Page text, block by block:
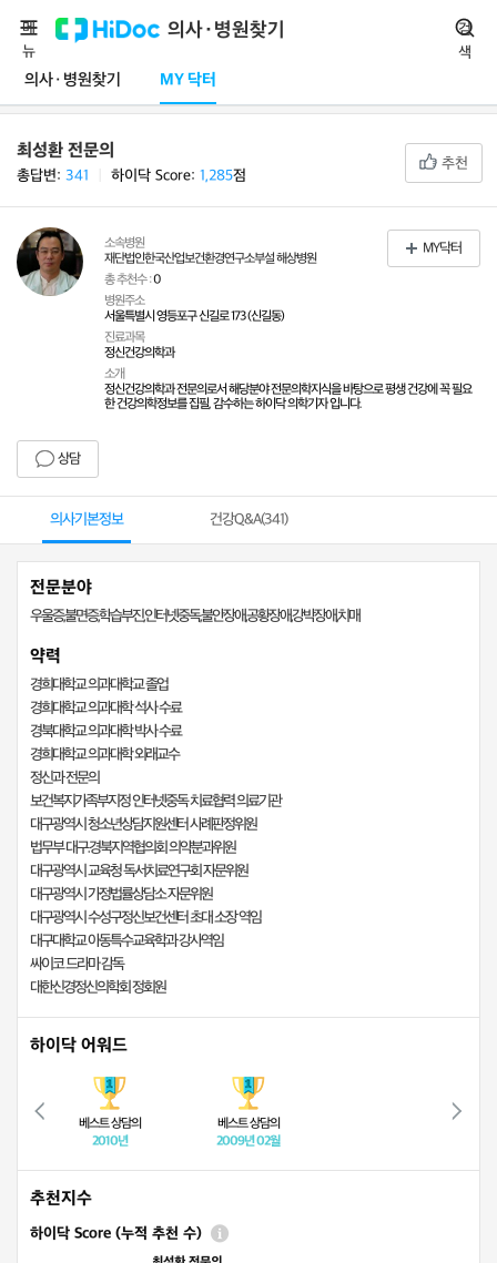
의사·병원찾기
의사·병원찾기 MY 닥터
메
뉴
검
색
최성환 전문의
총답변: 341 하이닥 Score: 1,285점
추천
소속병원
재단법인한국산업보건환경연구소부설 해상병원
총 추천수 :0
병원주소
서울특별시 영등포구 신길로 173 (신길동)
진료과목
정신건강의학과
소개
정신건강의학과 전문의로서 해당분야 전문의학지식을 바탕으로 평생 건강에 꼭 필요
한 건강의학정보를 집필, 감수하는 하이닥 의학기자 입니다.
상담
MY닥터
의사기본정보 건강Q&A(341)
전문분야
우울증,불면증,학습부진,인터넷중독,불안장애,공황장애,강박장애,치매
약력
경희대학교 의과대학교 졸업
경희대학교 의과대학 석사 수료
경북대학교 의과대학 박사 수료
경희대학교 의과대학 외래교수
정신과 전문의
보건복지가족부지정 인터넷중독 치료협력 의료기관
대구광역시 청소년상담지원센터 사례판정위원
법무부 대구.경북지역협의회 의약분과위원
대구광역시 교육청 독서치료연구회 자문위원
대구광역시 가정법률상담소 자문위원
대구광역시 수성구정신보건센터 초대 소장 역임
대구대학교 아동특수교육학과 강사역임
싸이코 드라마 감독
대한신경정신의학회 정회원
하이닥 어워드
베스트 상담의
2010년
베스트 상담의
2009년 02월
추천지수
하이닥 Score (누적 추천 수)